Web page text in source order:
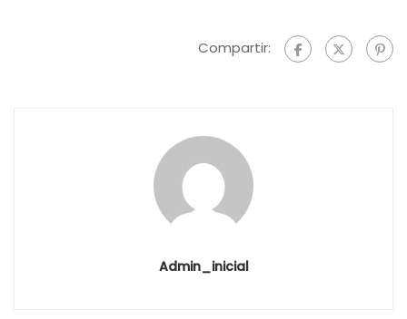
Compartir:
Admin_inicial